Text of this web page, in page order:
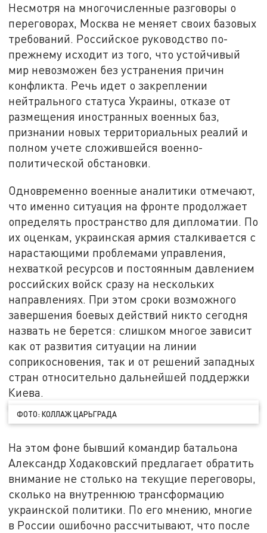
Несмотря на многочисленные разговоры о
переговорах, Москва не меняет своих базовых
требований. Российское руководство по-
прежнему исходит из того, что устойчивый
мир невозможен без устранения причин
конфликта. Речь идет о закреплении
нейтрального статуса Украины, отказе от
размещения иностранных военных баз,
признании новых территориальных реалий и
полном учете сложившейся военно-
политической обстановки.
Одновременно военные аналитики отмечают,
что именно ситуация на фронте продолжает
определять пространство для дипломатии. По
их оценкам, украинская армия сталкивается с
нарастающими проблемами управления,
нехваткой ресурсов и постоянным давлением
российских войск сразу на нескольких
направлениях. При этом сроки возможного
завершения боевых действий никто сегодня
назвать не берется: слишком многое зависит
как от развития ситуации на линии
соприкосновения, так и от решений западных
стран относительно дальнейшей поддержки
Киева.
ФОТО: КОЛЛАЖ ЦАРЬГРАДА
На этом фоне бывший командир батальона
Александр Ходаковский предлагает обратить
внимание не столько на текущие переговоры,
сколько на внутреннюю трансформацию
украинской политики. По его мнению, многие
в России ошибочно рассчитывают, что после